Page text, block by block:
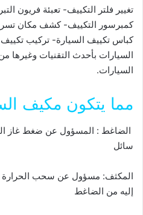
تغيير فلتر التكييف- تعبئة فريون
كمبرسور التكييف- كشف مكان
كباس تكييف السيارة- تركيب
السيارات بأحدث التقنيات وغيرها
السيارات.
مما يتكون مكيف
الضاغط : المسؤول عن ضغط غاز
سائل
المكثف: مسؤول عن سحب الحرارة
إليه من الضاغط